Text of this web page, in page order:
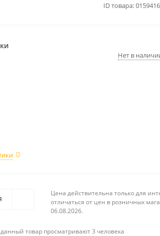
ID товара:0159416
Нет в
Цена действительна только для
отличаться от цен в розничных
06.08.2026.
товар просматривают 3 человека